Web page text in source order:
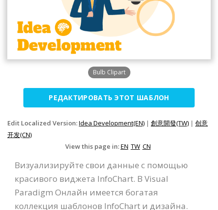
Bulb Clipart
РЕДАКТИРОВАТЬ ЭТОТ ШАБЛОН
Edit Localized Version:Idea Development(EN) | 創意開發(TW) | 创意
开发(CN)
View this page in:EN TW CN
Визуализируйте свои данные с помощью
красивого виджета InfoChart. В Visual
Paradigm Онлайн имеется богатая
коллекция шаблонов InfoChart и дизайна.